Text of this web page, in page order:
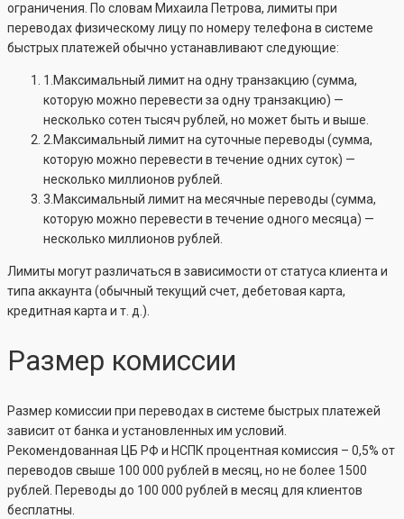
ограничения. По словам Михаила Петрова, лимиты при
переводах физическому лицу по номеру телефона в системе
быстрых платежей обычно устанавливают следующие:
1.Максимальный лимит на одну транзакцию (сумма,
которую можно перевести за одну транзакцию) —
несколько сотен тысяч рублей, но может быть и выше.
2.Максимальный лимит на суточные переводы (сумма,
которую можно перевести в течение одних суток) —
несколько миллионов рублей.
3.Максимальный лимит на месячные переводы (сумма,
которую можно перевести в течение одного месяца) —
несколько миллионов рублей.
Лимиты могут различаться в зависимости от статуса клиента и
типа аккаунта (обычный текущий счет, дебетовая карта,
кредитная карта и т. д.).
Размер комиссии
Размер комиссии при переводах в системе быстрых платежей
зависит от банка и установленных им условий.
Рекомендованная ЦБ РФ и НСПК процентная комиссия – 0,5% от
переводов свыше 100 000 рублей в месяц, но не более 1500
рублей. Переводы до 100 000 рублей в месяц для клиентов
бесплатны.